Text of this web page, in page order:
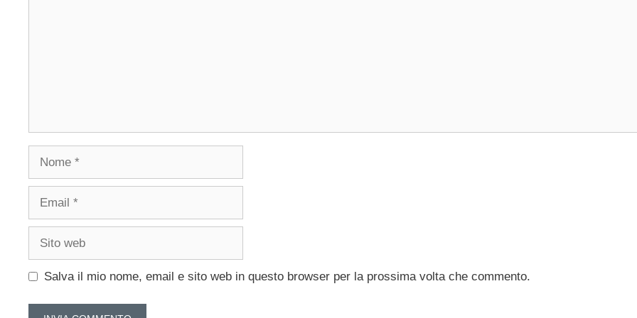
Salva il mio nome, email e sito web in questo browser per la prossima volta che commento.